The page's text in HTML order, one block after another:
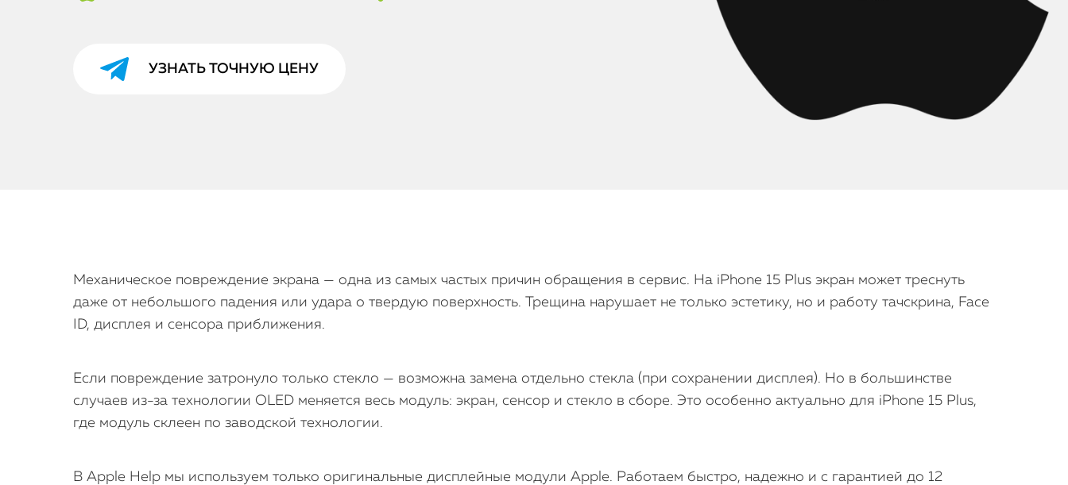
УЗНАТЬ ТОЧНУЮ ЦЕНУ
Механическое повреждение экрана — одна из самых частых причин обращения в сервис. На iPhone 15 Plus экран может треснуть
даже от небольшого падения или удара о твердую поверхность. Трещина нарушает не только эстетику, но и работу тачскрина, Face
ID, дисплея и сенсора приближения.
Если повреждение затронуло только стекло — возможна замена отдельно стекла (при сохранении дисплея). Но в большинстве
случаев из-за технологии OLED меняется весь модуль: экран, сенсор и стекло в сборе. Это особенно актуально для iPhone 15 Plus,
где модуль склеен по заводской технологии.
В Apple Help мы используем только оригинальные дисплейные модули Apple. Работаем быстро, надежно и с гарантией до 12